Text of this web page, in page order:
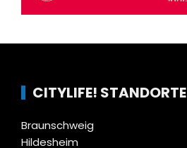
CITYLIFE! STANDORTE
Braunschweig
Hildesheim